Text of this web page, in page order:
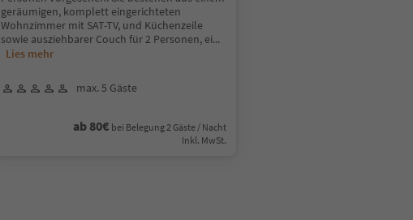
geräumigen, komplett eingerichteten
Wohnzimmer mit SAT-TV, und Küchenzeile
sowie ausziehbarer Couch für 2 Personen, ei...
Lies mehr
max. 5 Gäste
ab 80€ bei Belegung 2 Gäste / Nacht
Inkl. MwSt.